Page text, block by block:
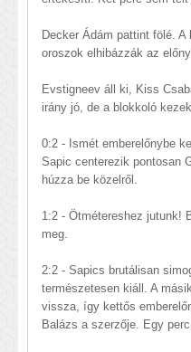
Decker Ádám pattint fölé.
oroszok elhibázzák az
Evstigneev áll ki, Kiss
irány jó, de a blokkoló
0:2 - Ismét emberelőnybe
Sapic centerezik pontosan
húzza be közelről.
1:2 - Ötmétereshez jutunk!
meg.
2:2 - Sapics brutálisan
természetesen kiáll. A
vissza, így kettős
Balázs a szerzője. Egy perc